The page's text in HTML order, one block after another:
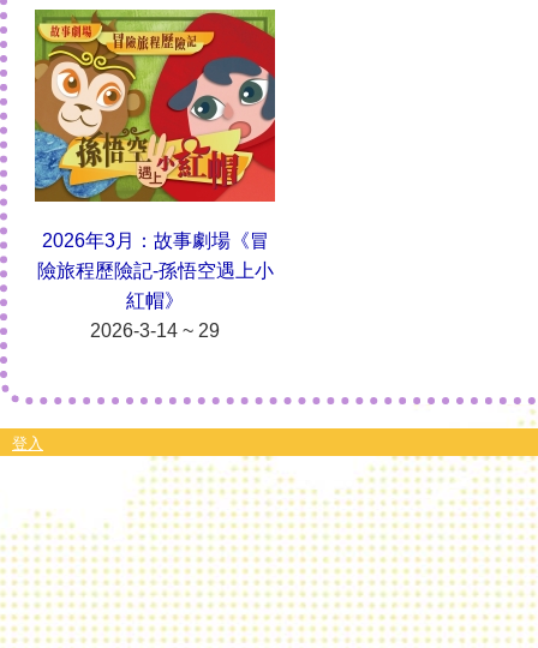
2026年3月：故事劇場《冒
險旅程歷險記-孫悟空遇上小
紅帽》
2026-3-14 ~ 29
登入